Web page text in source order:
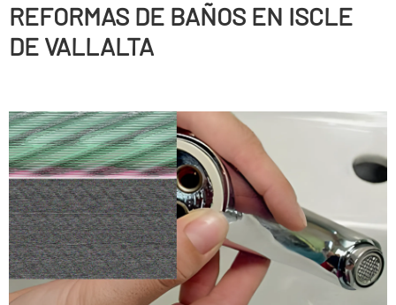
REFORMAS DE BAÑOS EN ISCLE
DE VALLALTA